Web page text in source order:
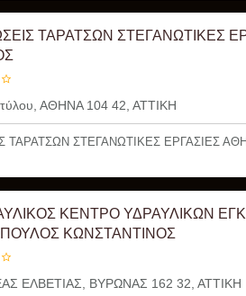
ΤΑΡΑΤΣΩΝ ΣΤΕΓΑΝΩΤΙΚΕΣ
ΑΘΗΝΑ 104 42, ΑΤΤΙΚΗ
ΤΑΡΑΤΣΩΝ ΣΤΕΓΑΝΩΤΙΚΕΣ ΕΡΓΑΣΙΕΣ
ΚΕΝΤΡΟ ΥΔΡΑΥΛΙΚΩΝ
ΚΩΝΣΤΑΝΤΙΝΟΣ
ΕΛΒΕΤΙΑΣ, ΒΥΡΩΝΑΣ 162 32, ΑΤΤΙΚΗ